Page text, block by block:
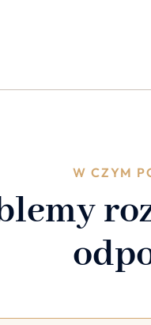
W CZYM